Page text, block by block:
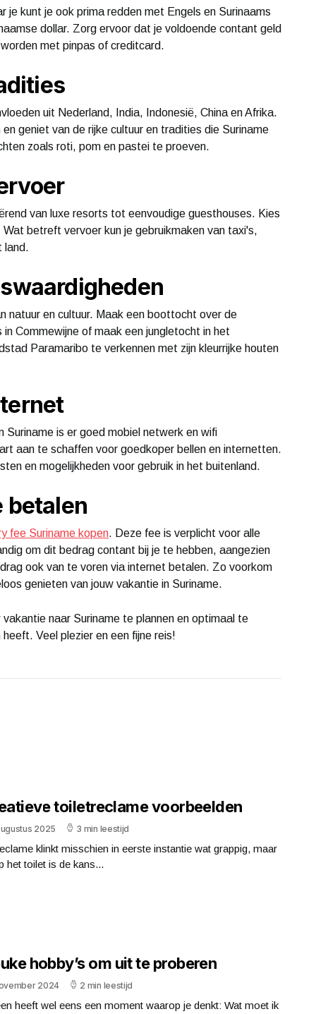
je kunt je ook prima redden met Engels en Surinaams
dollar. Zorg ervoor dat je voldoende contant geld
met pinpas of creditcard.
uit Nederland, India, Indonesië, China en Afrika.
geniet van de rijke cultuur en tradities die Suriname
zoals roti, pom en pastei te proeven.
van luxe resorts tot eenvoudige guesthouses. Kies
betreft vervoer kun je gebruikmaken van taxi's,
land.
natuur en cultuur. Maak een boottocht over de
Commewijne of maak een jungletocht in het
Paramaribo te verkennen met zijn kleurrijke houten
is er goed mobiel netwerk en wifi
aan te schaffen voor goedkoper bellen en internetten.
en mogelijkheden voor gebruik in het buitenland.
betalen
fee Suriname kopen. Deze fee is verplicht voor alle
om dit bedrag contant bij je te hebben, aangezien
ook van te voren via internet betalen. Zo voorkom
genieten van jouw vakantie in Suriname.
naar Suriname te plannen en optimaal te
Veel plezier en een fijne reis!
toiletreclame voorbeelden
2025 3 min leestijd
klinkt misschien in eerste instantie wat grappig, maar
het toilet is de kans...
hobby’s om uit te proberen
2024 2 min leestijd
heeft wel eens een moment waarop je denkt: Wat moet ik